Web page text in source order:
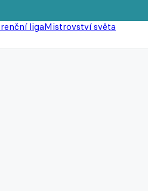
ligaMistrovství světa